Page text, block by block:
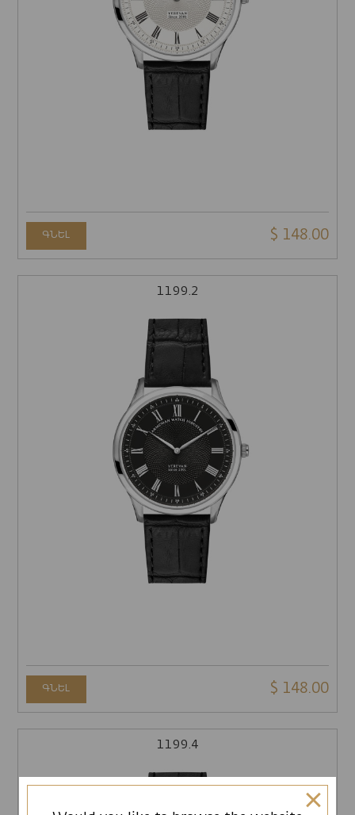
ԳՆԵԼ $ 148.00
1199.2
ԳՆԵԼ $ 148.00
1199.4